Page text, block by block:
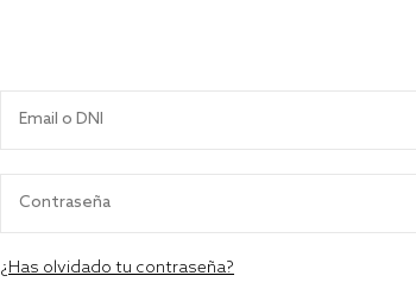
¿Has olvidado tu contraseña?